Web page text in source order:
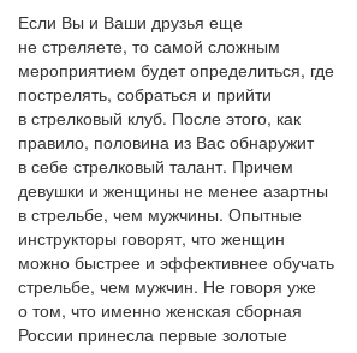
Если Вы и Ваши друзья еще
не стреляете, то самой сложным
мероприятием будет определиться, где
пострелять, собраться и прийти
в стрелковый клуб. После этого, как
правило, половина из Вас обнаружит
в себе стрелковый талант. Причем
девушки и женщины не менее азартны
в стрельбе, чем мужчины. Опытные
инструкторы говорят, что женщин
можно быстрее и эффективнее обучать
стрельбе, чем мужчин. Не говоря уже
о том, что именно женская сборная
России принесла первые золотые